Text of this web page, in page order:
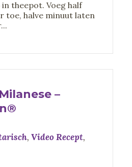
theepot. Voeg half
toe, halve minuut laten
–
, Video Recept,